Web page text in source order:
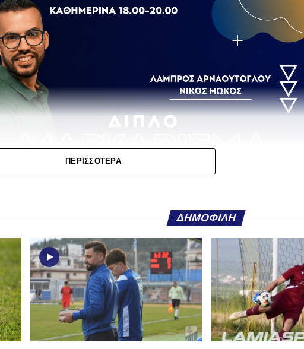
και 2ης φάσης του Κυπέλλου Ερασιτεχνικών Ομάδωνγια
2027, με το ενδιαφέρον να στρέφεται και στις ομάδες της
«μάχη» της διοργάνωσης.
ο Αστέρας Σταυρού, ο ΑΠΣ Κηφισσός και οΠΑΣ Λαμία, οι
9ο γκρουπ, μαζί με ομάδες από τη Βοιωτία, την Εύβοια, τη
ΠΕΡΙΣΣΌΤΕΡΑ
ΔΗΜΟΦΙΛΉ